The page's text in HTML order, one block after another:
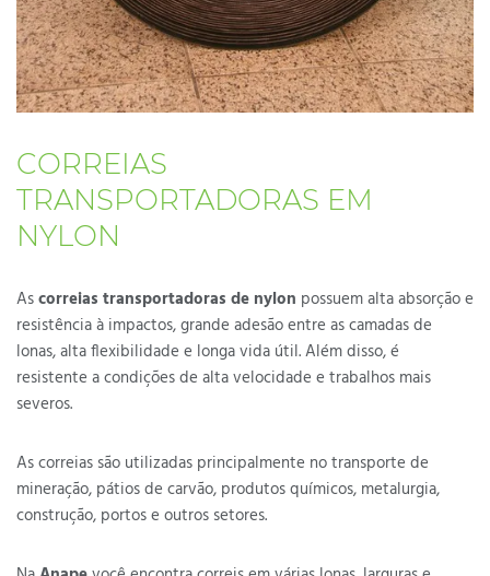
CORREIAS
TRANSPORTADORAS EM
NYLON
Ascorreias transportadoras de nylon possuem alta absorção e
resistência à impactos, grande adesão entre as camadas de
lonas, alta flexibilidade e longa vida útil. Além disso, é
resistente a condições de alta velocidade e trabalhos mais
severos.
As correias são utilizadas principalmente no transporte de
mineração, pátios de carvão, produtos químicos, metalurgia,
construção, portos e outros setores.